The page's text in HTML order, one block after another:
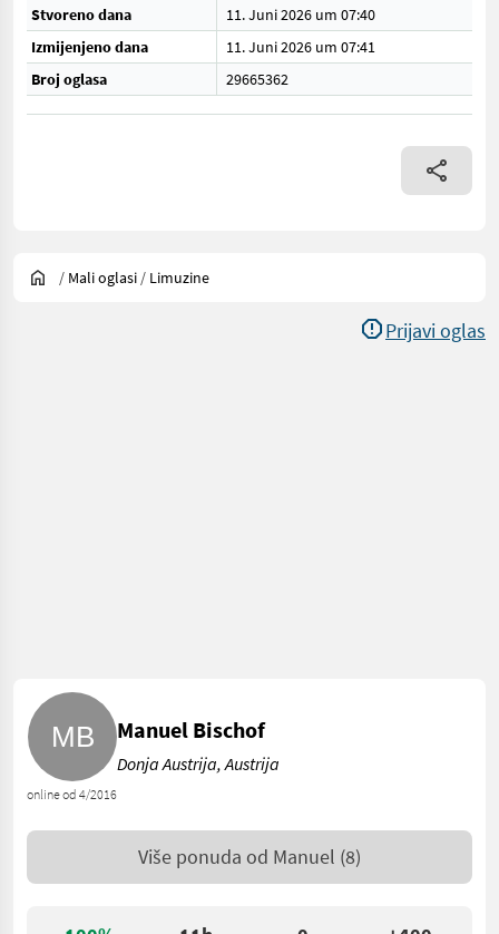
Stvoreno dana
11. Juni 2026 um 07:40
Izmijenjeno dana
11. Juni 2026 um 07:41
Broj oglasa
29665362
/ Mali oglasi / Limuzine
Prijavi oglas
online od 4/2016
Manuel Bischof
Donja Austrija, Austrija
Više ponuda od Manuel (8)